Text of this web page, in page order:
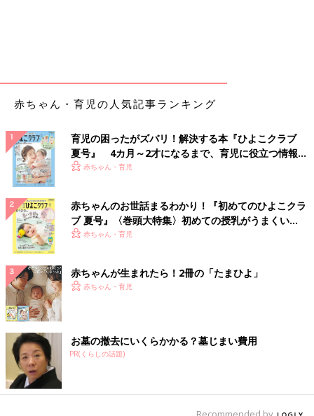
赤ちゃん・育児の人気記事ランキング
育児の困ったがズバリ！解決する本『ひよこクラブ
夏号』 4カ月～2才になるまで、育児に役立つ情報が
いっぱい！
赤ちゃん・育児
赤ちゃんのお世話まるわかり！『初めてのひよこクラ
ブ 夏号』〈巻頭大特集〉初めての授乳がうまくい
く！ おっぱい・ミルクの基本と夏のトラブル 解決テ
赤ちゃん・育児
赤ちゃんが生まれたら！2冊の「たまひよ」
赤ちゃん・育児
お墓の撤去にいくらかかる？墓じまい費用
PR(くらしの話題)